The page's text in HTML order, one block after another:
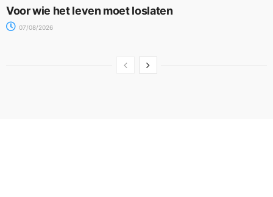
Voor wie het leven moet loslaten
07/08/2026